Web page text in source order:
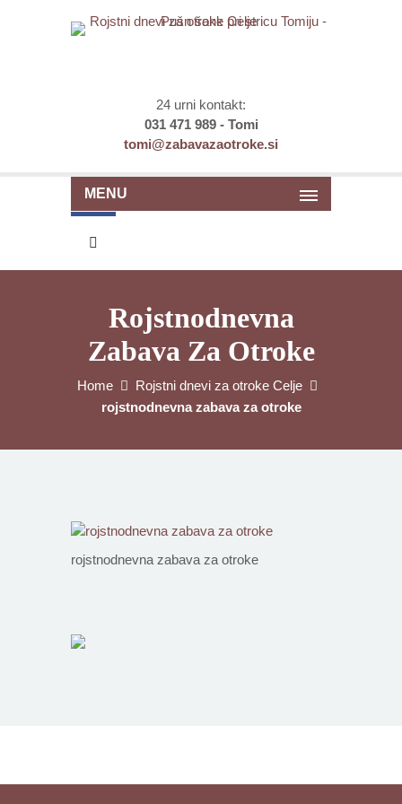
24 urni kontakt:
031 471 989 - Tomi
tomi@zabavazaotroke.si
MENU
Rojstnodnevna
Zabava Za Otroke
Home
Rojstni dnevi za otroke Celje
rojstnodnevna zabava za otroke
rojstnodnevna zabava za otroke